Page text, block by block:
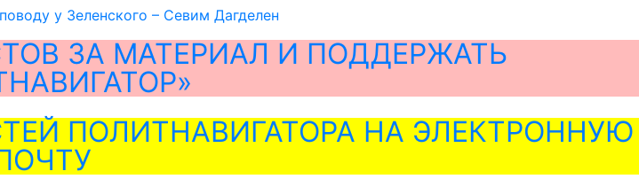
у Зеленского – Севим Дагделен
ЗА МАТЕРИАЛ И ПОДДЕРЖАТЬ
ПОЛИТНАВИГАТОРА НА ЭЛЕКТРОННУЮ